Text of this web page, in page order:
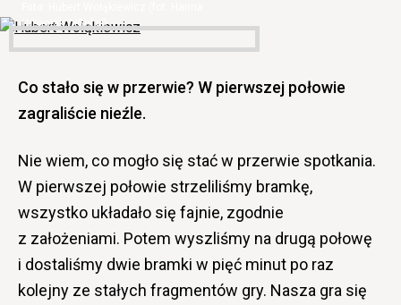
Urbaniak / iGol.pl)
Co stało się w przerwie? W pierwszej połowie
zagraliście nieźle.
Nie wiem, co mogło się stać w przerwie spotkania.
W pierwszej połowie strzeliliśmy bramkę,
wszystko układało się fajnie, zgodnie
z założeniami. Potem wyszliśmy na drugą połowę
i dostaliśmy dwie bramki w pięć minut po raz
kolejny ze stałych fragmentów gry. Nasza gra się